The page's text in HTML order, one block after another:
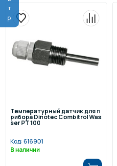
Температурный датчик для п
рибора Dinotec Combitrol Was
ser PT 100
Код:616901
В наличии